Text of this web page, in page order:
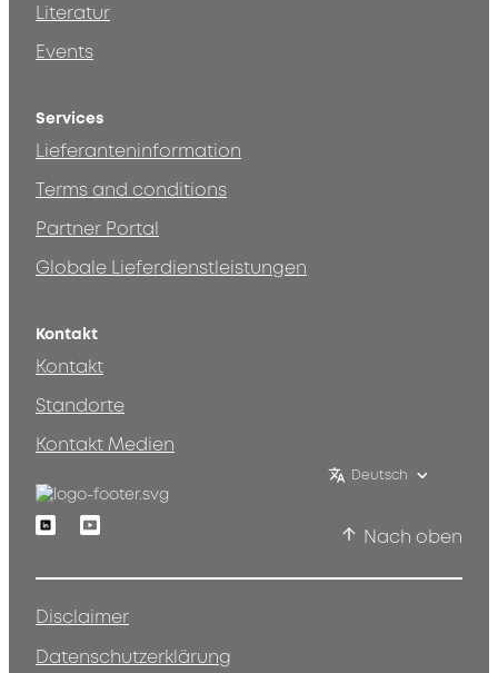
Literatur
Events
Services
Lieferanteninformation
Terms and conditions
Partner Portal
Globale Lieferdienstleistungen
Kontakt
Kontakt
Standorte
Kontakt Medien
Deutsch
LinkedinYoutube
Nach oben
Disclaimer
Datenschutzerklärung